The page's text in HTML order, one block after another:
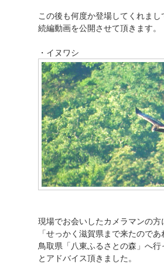
この後も何度か登場してくれま
続編動画を公開させて頂きます。
・イヌワシ
現場でお会いしたカメラマンの方
「せっかく滋賀県まで来たのであ
鳥取県「八東ふるさとの森」へ行
とアドバイス頂きました。